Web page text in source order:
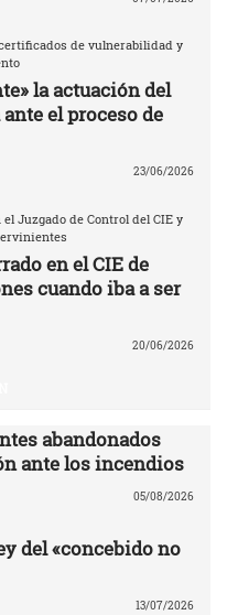
de vulnerabilidad y
la actuación del
el proceso de
23/06/2026
Juzgado de Control del CIE y
en el CIE de
cuando iba a ser
20/06/2026
abandonados
ante los incendios
05/08/2026
del «concebido no
13/07/2026